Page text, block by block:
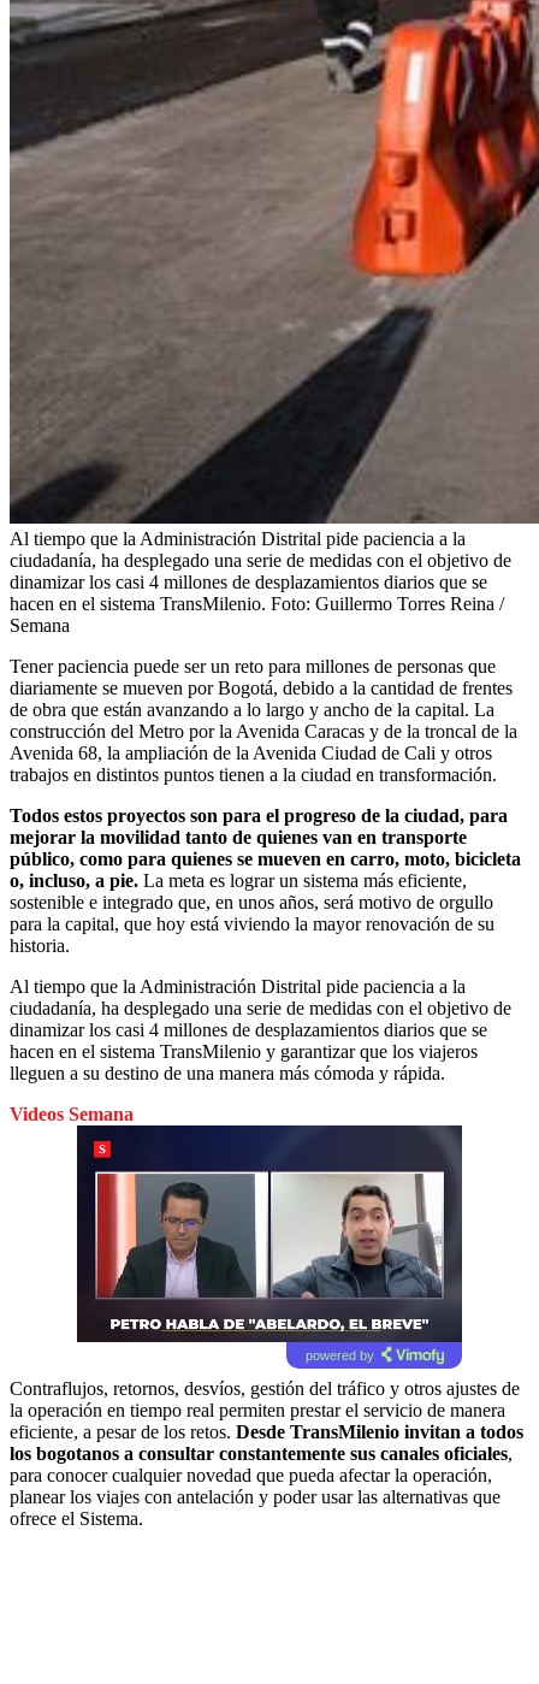
Al tiempo que la Administración Distrital pide paciencia a la
ciudadanía, ha desplegado una serie de medidas con el objetivo de
dinamizar los casi 4 millones de desplazamientos diarios que se
hacen en el sistema TransMilenio. Foto: Guillermo Torres Reina /
Semana
Tener paciencia puede ser un reto para millones de personas que
diariamente se mueven por Bogotá, debido a la cantidad de frentes
de obra que están avanzando a lo largo y ancho de la capital. La
construcción del Metro por la Avenida Caracas y de la troncal de la
Avenida 68, la ampliación de la Avenida Ciudad de Cali y otros
trabajos en distintos puntos tienen a la ciudad en transformación.
Todos estos proyectos son para el progreso de la ciudad, para
mejorar la movilidad tanto de quienes van en transporte
público, como para quienes se mueven en carro, moto, bicicleta
o, incluso, a pie. La meta es lograr un sistema más eficiente,
sostenible e integrado que, en unos años, será motivo de orgullo
para la capital, que hoy está viviendo la mayor renovación de su
historia.
Al tiempo que la Administración Distrital pide paciencia a la
ciudadanía, ha desplegado una serie de medidas con el objetivo de
dinamizar los casi 4 millones de desplazamientos diarios que se
hacen en el sistema TransMilenio y garantizar que los viajeros
lleguen a su destino de una manera más cómoda y rápida.
Videos Semana
powered by
Contraflujos, retornos, desvíos, gestión del tráfico y otros ajustes de
la operación en tiempo real permiten prestar el servicio de manera
eficiente, a pesar de los retos. Desde TransMilenio invitan a todos
los bogotanos a consultar constantemente sus canales oficiales,
para conocer cualquier novedad que pueda afectar la operación,
planear los viajes con antelación y poder usar las alternativas que
ofrece el Sistema.